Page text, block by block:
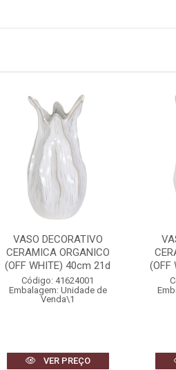
VASO DECORATIVO
CERAMICA ORGANICO
(OFF WHITE) 40cm 21d
Código: 41624001
Embalagem: Unidade de
Venda\1
VER PREÇO
(OFF